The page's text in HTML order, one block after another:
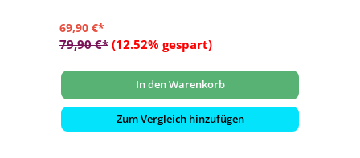
69,90 €*
79,90 €* (12.52% gespart)
In den Warenkorb
Zum Vergleich hinzufügen